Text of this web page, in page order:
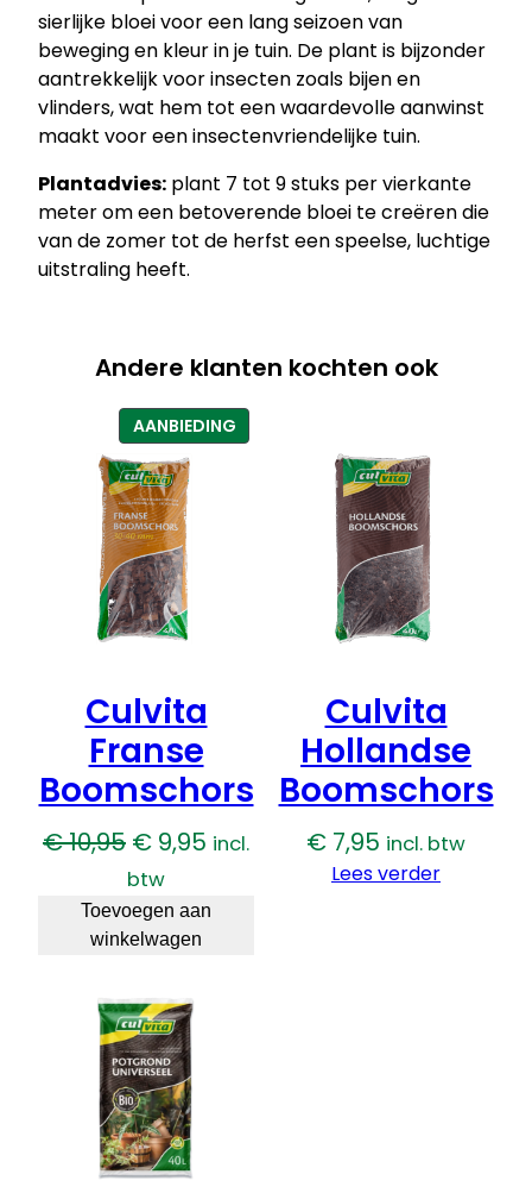
sierlijke bloei voor een lang seizoen van
beweging en kleur in je tuin. De plant is bijzonder
aantrekkelijk voor insecten zoals bijen en
vlinders, wat hem tot een waardevolle aanwinst
maakt voor een insectenvriendelijke tuin.
Plantadvies: plant 7 tot 9 stuks per vierkante
meter om een betoverende bloei te creëren die
van de zomer tot de herfst een speelse, luchtige
uitstraling heeft.
Andere klanten kochten ook
AANBIEDINGPRODUCT
IN
UITVERKOOP
Culvita
Franse
Boomschors
€10,95 Oorspronkelijke
prijs
was:
€ 10,95.
€ 9,95 Huidige
is:
incl.
btw
Toevoegen aan
winkelwagen
Culvita
Hollandse
Boomschors
€ 7,95 incl. btw
Lees verder